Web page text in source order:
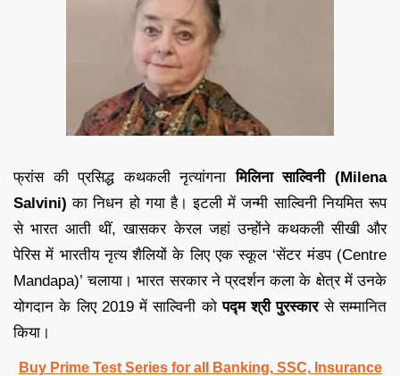
फ्रांस की प्रसिद्ध कथकली नृत्यांगनामिलिना साल्विनी (Milena
Salvini) का निधन हो गया है। इटली में जन्मी साल्विनी नियमित रूप
से भारत आती थीं, खासकर केरल जहां उन्होंने कथकली सीखी और
पेरिस में भारतीय नृत्य शैलियों के लिए एक स्कूल ‘सेंटर मंडप (Centre
Mandapa)’ चलाया। भारत सरकार ने प्रदर्शन कला के क्षेत्र में उनके
योगदान के लिए 2019 में साल्विनी कोपद्म श्री पुरस्कारसे सम्मानित
किया।
Buy Prime Test Series for all Banking, SSC, Insurance